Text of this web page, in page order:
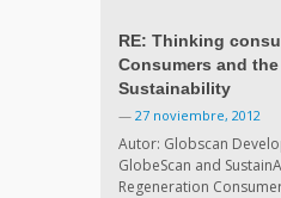
RE: Thinking
Consumers and
Sustainability
— 27 noviembre, 2012
Autor: Globscan
GlobeScan and
Regeneration